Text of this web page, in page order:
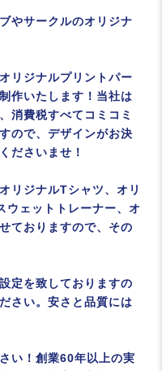
やサークルのオリジナ
リジナルプリントパー
作いたします！当社は
消費税すべてコミコミ
ので、デザインがお決
ださいませ！
リジナルTシャツ、オリ
ウェットトレーナー、オ
ておりますので、その
定を致しておりますの
さい。安さと品質には
い！創業60年以上の実